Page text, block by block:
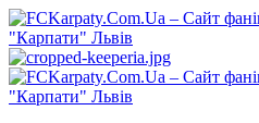
Перейти
до
вмісту
Primary
Menu